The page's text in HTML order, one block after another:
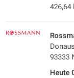
426,64
93333
Heute